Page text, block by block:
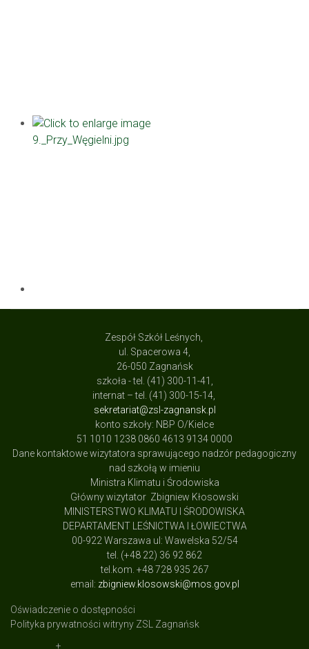
Zespół Szkół Leśnych,
ul. Spacerowa 4,
26-050 Zagnańsk
szkoła - tel. (41) 300-11-41,
internat – tel. (41) 300-15-14,
sekretariat@zsl-zagnansk.pl
konto szkoły: NBP O/Kielce
51 1010 1238 0860 4613 9134 0000
Dane kontaktowe wizytatora sprawującego nadzór pedagogiczny
nad szkołą w imieniu
Ministra Klimatu i Środowiska
Główny wizytator Zbigniew Kłosowski
MINISTERSTWO KLIMATU I ŚRODOWISKA
DEPARTAMENT LEŚNICTWA I ŁOWIECTWA
00-922 Warszawa ul: Wawelska 52/54
tel. (+48 22) 36 92 862
tel.kom. +48 728 935 267
email: zbigniew.klosowski@mos.gov.pl
Oświadczenie o dostępności
Polityka prywatności witryny ZSL Zagnańsk
+